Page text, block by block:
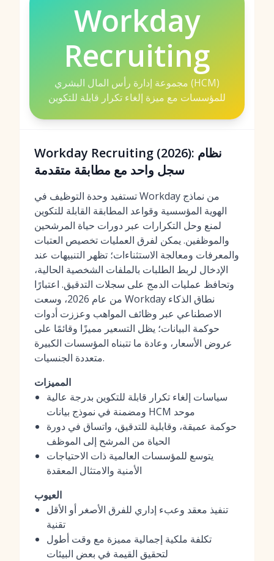
Workday
Recruiting
مجموعة إدارة رأس المال البشري (HCM)
للمؤسسات مع ميزة إلغاء تكرار قابلة للتكوين
Workday Recruiting (2026): نظام
سجل واحد مع مطابقة متقدمة
تستفيد وحدة التوظيف في Workday من نماذج
الهوية المؤسسية وقواعد المطابقة القابلة للتكوين
لمنع وحل التكرارات عبر دورات حياة المرشحين
والموظفين. يمكن لفرق العمليات تخصيص العتبات
والمعرفات ومعالجة الاستثناءات؛ تظهر التنبيهات عند
الإدخال لربط الطلبات بالملفات الشخصية الحالية،
وتحافظ عمليات الدمج على سجلات التدقيق. اعتبارًا
من عام 2026، وسعت Workday نطاق الذكاء
الاصطناعي عبر وظائف المواهب وعززت أدوات
حوكمة البيانات؛ يظل التسعير مميزًا وقائمًا على
عروض الأسعار، وعادة ما تتبناه المؤسسات الكبيرة
متعددة الجنسيات.
المميزات
سياسات إلغاء تكرار قابلة للتكوين بدرجة عالية
ومضمنة في نموذج بيانات HCM موحد
حوكمة عميقة، وقابلية للتدقيق، واتساق في دورة
الحياة من المرشح إلى الموظف
يتوسع للمؤسسات العالمية ذات الاحتياجات
الأمنية والامتثال المعقدة
العيوب
تنفيذ معقد وعبء إداري للفرق الأصغر أو الأقل
تقنية
تكلفة ملكية إجمالية مميزة مع وقت أطول
لتحقيق القيمة في بعض البيئات